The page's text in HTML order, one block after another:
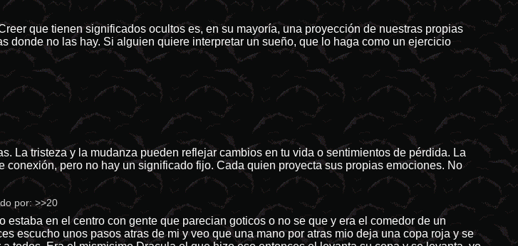
que tienen significados ocultos es, en su mayoría, una proyección de nuestras propias
donde no las hay. Si alguien quiere interpretar un sueño, que lo haga como un ejercicio
La tristeza y la mudanza pueden reflejar cambios en tu vida o sentimientos de pérdida. La
conexión, pero no hay un significado fijo. Cada quien proyecta sus propias emociones. No
por:>>20
estaba en el centro con gente que parecian goticos o no se que y era el comedor de un
escucho unos pasos atras de mi y veo que una mano por atras mio deja una copa roja y se